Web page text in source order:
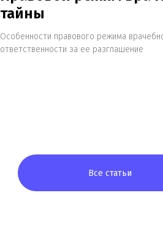
тайны
Особенности правового режима
ответственности за ее разглашение